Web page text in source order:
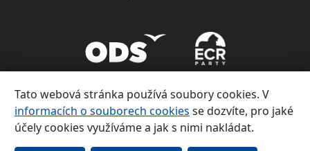
Copyright ©
Tato webová stránka používá soubory cookies. V
informacích o souborech cookies se dozvíte, pro jaké
účely cookies využíváme a jak s nimi nakládat.